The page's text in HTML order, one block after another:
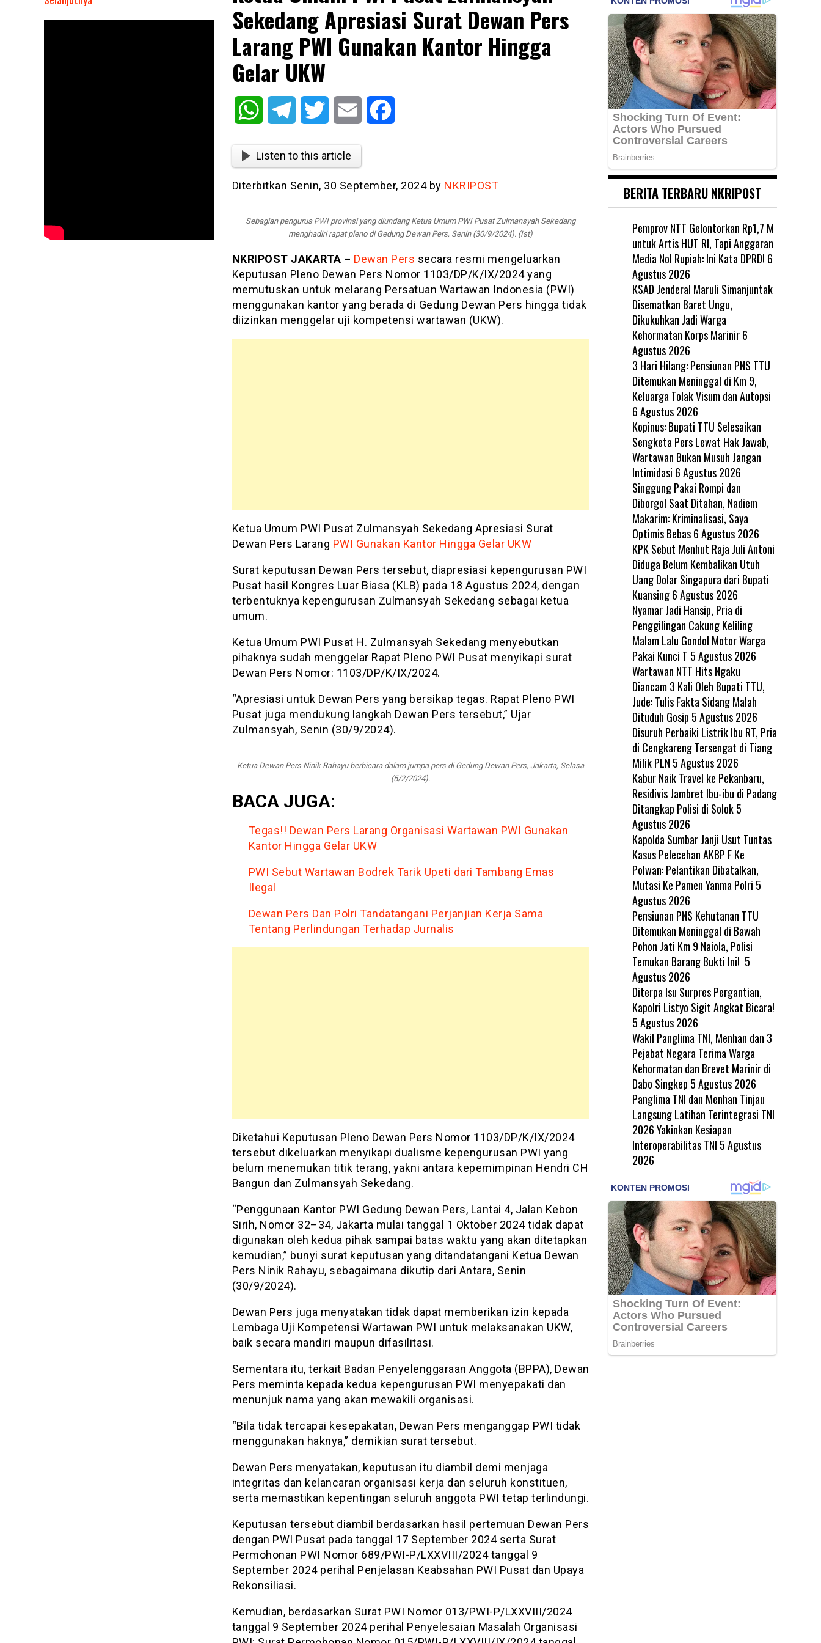
Sekedang Apresiasi Surat Dewan Pers
Larang PWI Gunakan Kantor Hingga
Gelar UKW
WhatsAppTelegram Twitter Email
Listen to this article
Diterbitkan Senin, 30 September, 2024 by NKRIPOST
Sebagian pengurus PWI provinsi yang diundang Ketua Umum PWI Pusat Zulmansyah Sekedang
menghadiri rapat pleno di Gedung Dewan Pers, Senin (30/9/2024). (Ist)
NKRIPOST JAKARTA – Dewan Pers secara resmi mengeluarkan
Keputusan Pleno Dewan Pers Nomor 1103/DP/K/IX/2024 yang
memutuskan untuk melarang Persatuan Wartawan Indonesia (PWI)
menggunakan kantor yang berada di Gedung Dewan Pers hingga tidak
diizinkan menggelar uji kompetensi wartawan (UKW).
Ketua Umum PWI Pusat Zulmansyah Sekedang Apresiasi Surat
Dewan Pers Larang PWI Gunakan Kantor Hingga Gelar UKW
Surat keputusan Dewan Pers tersebut, diapresiasi kepengurusan PWI
Pusat hasil Kongres Luar Biasa (KLB) pada 18 Agustus 2024, dengan
terbentuknya kepengurusan Zulmansyah Sekedang sebagai ketua
umum.
Ketua Umum PWI Pusat H. Zulmansyah Sekedang menyebutkan
pihaknya sudah menggelar Rapat Pleno PWI Pusat menyikapi surat
Dewan Pers Nomor: 1103/DP/K/IX/2024.
“Apresiasi untuk Dewan Pers yang bersikap tegas. Rapat Pleno PWI
Pusat juga mendukung langkah Dewan Pers tersebut,” Ujar
Zulmansyah, Senin (30/9/2024).
Ketua Dewan Pers Ninik Rahayu berbicara dalam jumpa pers di Gedung Dewan Pers, Jakarta, Selasa
(5/2/2024).
BACA JUGA:
Tegas!! Dewan Pers Larang Organisasi Wartawan PWI Gunakan
Kantor Hingga Gelar UKW
PWI Sebut Wartawan Bodrek Tarik Upeti dari Tambang Emas
Ilegal
Dewan Pers Dan Polri Tandatangani Perjanjian Kerja Sama
Tentang Perlindungan Terhadap Jurnalis
Diketahui Keputusan Pleno Dewan Pers Nomor 1103/DP/K/IX/2024
tersebut dikeluarkan menyikapi dualisme kepengurusan PWI yang
belum menemukan titik terang, yakni antara kepemimpinan Hendri CH
Bangun dan Zulmansyah Sekedang.
“Penggunaan Kantor PWI Gedung Dewan Pers, Lantai 4, Jalan Kebon
Sirih, Nomor 32–34, Jakarta mulai tanggal 1 Oktober 2024 tidak dapat
digunakan oleh kedua pihak sampai batas waktu yang akan ditetapkan
kemudian,” bunyi surat keputusan yang ditandatangani Ketua Dewan
Pers Ninik Rahayu, sebagaimana dikutip dari Antara, Senin
(30/9/2024).
Dewan Pers juga menyatakan tidak dapat memberikan izin kepada
Lembaga Uji Kompetensi Wartawan PWI untuk melaksanakan UKW,
baik secara mandiri maupun difasilitasi.
Sementara itu, terkait Badan Penyelenggaraan Anggota (BPPA), Dewan
Pers meminta kepada kedua kepengurusan PWI menyepakati dan
menunjuk nama yang akan mewakili organisasi.
“Bila tidak tercapai kesepakatan, Dewan Pers menganggap PWI tidak
menggunakan haknya,” demikian surat tersebut.
Dewan Pers menyatakan, keputusan itu diambil demi menjaga
integritas dan kelancaran organisasi kerja dan seluruh konstituen,
serta memastikan kepentingan seluruh anggota PWI tetap terlindungi.
Keputusan tersebut diambil berdasarkan hasil pertemuan Dewan Pers
dengan PWI Pusat pada tanggal 17 September 2024 serta Surat
Permohonan PWI Nomor 689/PWI-P/LXXVIII/2024 tanggal 9
September 2024 perihal Penjelasan Keabsahan PWI Pusat dan Upaya
Rekonsiliasi.
Kemudian, berdasarkan Surat PWI Nomor 013/PWI-P/LXXVIII/2024
tanggal 9 September 2024 perihal Penyelesaian Masalah Organisasi
UKW
BERITA TERBARU NKRIPOST
Pemprov NTT Gelontorkan Rp1,7 M
untuk Artis HUT RI, Tapi Anggaran
Media Nol Rupiah: Ini Kata DPRD! 6
Agustus 2026
KSAD Jenderal Maruli Simanjuntak
Disematkan Baret Ungu,
Dikukuhkan Jadi Warga
Kehormatan Korps Marinir 6
Agustus 2026
3 Hari Hilang: Pensiunan PNS TTU
Ditemukan Meninggal di Km 9,
Keluarga Tolak Visum dan Autopsi
6 Agustus 2026
Kopinus: Bupati TTU Selesaikan
Sengketa Pers Lewat Hak Jawab,
Wartawan Bukan Musuh Jangan
Intimidasi 6 Agustus 2026
Singgung Pakai Rompi dan
Diborgol Saat Ditahan, Nadiem
Makarim: Kriminalisasi, Saya
Optimis Bebas 6 Agustus 2026
KPK Sebut Menhut Raja Juli Antoni
Diduga Belum Kembalikan Utuh
Uang Dolar Singapura dari Bupati
Kuansing 6 Agustus 2026
Nyamar Jadi Hansip, Pria di
Penggilingan Cakung Keliling
Malam Lalu Gondol Motor Warga
Pakai Kunci T 5 Agustus 2026
Wartawan NTT Hits Ngaku
Diancam 3 Kali Oleh Bupati TTU,
Jude: Tulis Fakta Sidang Malah
Dituduh Gosip 5 Agustus 2026
Disuruh Perbaiki Listrik Ibu RT, Pria
di Cengkareng Tersengat di Tiang
Milik PLN 5 Agustus 2026
Kabur Naik Travel ke Pekanbaru,
Residivis Jambret Ibu-ibu di Padang
Ditangkap Polisi di Solok 5
Agustus 2026
Kapolda Sumbar Janji Usut Tuntas
Kasus Pelecehan AKBP F Ke
Polwan: Pelantikan Dibatalkan,
Mutasi Ke Pamen Yanma Polri 5
Agustus 2026
Pensiunan PNS Kehutanan TTU
Ditemukan Meninggal di Bawah
Pohon Jati Km 9 Naiola, Polisi
Temukan Barang Bukti Ini! 5
Agustus 2026
Diterpa Isu Surpres Pergantian,
Kapolri Listyo Sigit Angkat Bicara!
5 Agustus 2026
Wakil Panglima TNI, Menhan dan 3
Pejabat Negara Terima Warga
Kehormatan dan Brevet Marinir di
Dabo Singkep 5 Agustus 2026
Panglima TNI dan Menhan Tinjau
Langsung Latihan Terintegrasi TNI
2026 Yakinkan Kesiapan
Interoperabilitas TNI 5 Agustus
2026